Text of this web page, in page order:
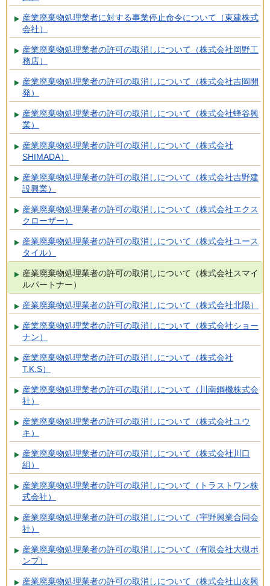
産業廃棄物処理業者に対する事業停止命令について（東建株式
会社）
産業廃棄物処理業者の許可の取消しについて（株式会社岡野工
務店）
産業廃棄物処理業者の許可の取消しについて（株式会社吉岡開
発）
産業廃棄物処理業者の許可の取消しについて（株式会社蜂谷興
業）
産業廃棄物処理業者の許可の取消しについて（株式会社
SHIMADA）
産業廃棄物処理業者の許可の取消しについて（株式会社吉野建
設興業）
産業廃棄物処理業者の許可の取消しについて（株式会社エクス
クローザー）
産業廃棄物処理業者の許可の取消しについて（株式会社ユース
タイル）
産業廃棄物処理業者の許可の取消しについて（株式会社スマイ
ルパートナー）
産業廃棄物処理業者の許可の取消しについて（株式会社北陽）
産業廃棄物処理業者の許可の取消しについて（株式会社ショー
ナン）
産業廃棄物処理業者の許可の取消しについて（株式会社
T.K.S）
産業廃棄物処理業者の許可の取消しについて（川南鋼機株式会
社）
産業廃棄物処理業者の許可の取消しについて（株式会社ユウ
キ）
産業廃棄物処理業者の許可の取消しについて（株式会社川口
組）
産業廃棄物処理業者の許可の取消しについて（トラストワン株
式会社）
産業廃棄物処理業者の許可の取消しについて（宇野興業合同会
社）
産業廃棄物処理業者の許可の取消しについて（有限会社大槻ポ
ンプ）
産業廃棄物処理業者の許可の取消しについて（株式会社山友興